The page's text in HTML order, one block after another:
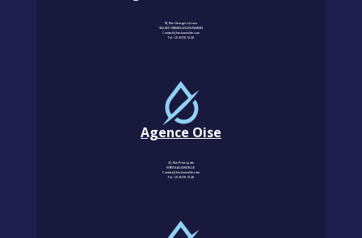
18, Rue Georges Leroux
95240 CORMEILLES-EN-PARISIS
Contact@km-humidite.com
Tel :01 30 76 13 26
Agence Oise
22, Rue Principale
60850 LALANDELLE
Contact@km-humidite.com
Tel :01 30 76 13 26